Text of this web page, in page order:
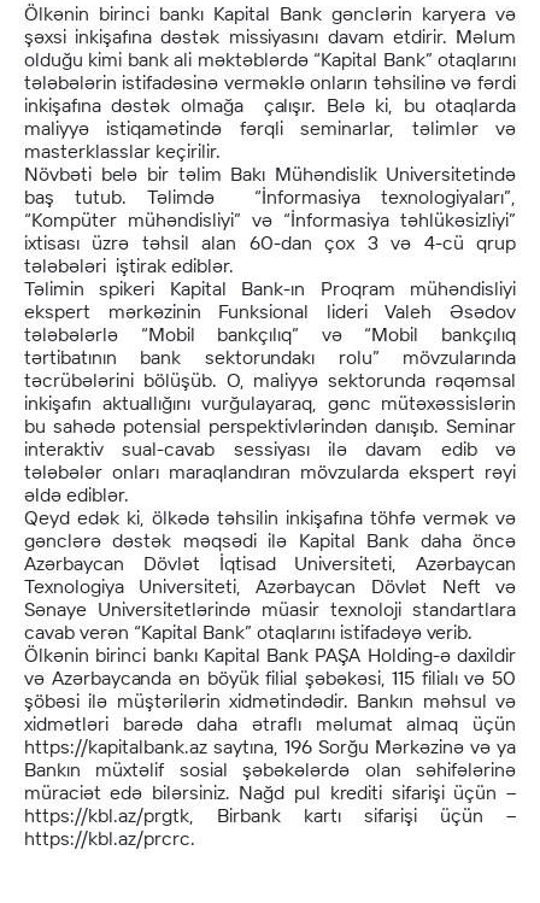
Ölkənin birinci bankı Kapital Bank gənclərin karyera və
şəxsi inkişafına dəstək missiyasını davam etdirir. Məlum
olduğu kimi bank ali məktəblərdə “Kapital Bank” otaqlarını
tələbələrin istifadəsinə verməklə onların təhsilinə və fərdi
inkişafına dəstək olmağa çalışır. Belə ki, bu otaqlarda
maliyyə istiqamətində fərqli seminarlar, təlimlər və
masterklasslar keçirilir.
Növbəti belə bir təlim Bakı Mühəndislik Universitetində
baş tutub. Təlimdə “İnformasiya texnologiyaları”,
“Kompüter mühəndisliyi” və “İnformasiya təhlükəsizliyi”
ixtisası üzrə təhsil alan 60-dan çox 3 və 4-cü qrup
tələbələri iştirak ediblər.
Təlimin spikeri Kapital Bank-ın Proqram mühəndisliyi
ekspert mərkəzinin Funksional lideri Valeh Əsədov
tələbələrlə “Mobil bankçılıq” və “Mobil bankçılıq
tərtibatının bank sektorundakı rolu” mövzularında
təcrübələrini bölüşüb. O, maliyyə sektorunda rəqəmsal
inkişafın aktuallığını vurğulayaraq, gənc mütəxəssislərin
bu sahədə potensial perspektivlərindən danışıb. Seminar
interaktiv sual-cavab sessiyası ilə davam edib və
tələbələr onları maraqlandıran mövzularda ekspert rəyi
əldə ediblər.
Qeyd edək ki, ölkədə təhsilin inkişafına töhfə vermək və
gənclərə dəstək məqsədi ilə Kapital Bank daha öncə
Azərbaycan Dövlət İqtisad Universiteti, Azərbaycan
Texnologiya Universiteti, Azərbaycan Dövlət Neft və
Sənaye Universitetlərində müasir texnoloji standartlara
cavab verən “Kapital Bank” otaqlarını istifadəyə verib.
Ölkənin birinci bankı Kapital Bank PAŞA Holding-ə daxildir
və Azərbaycanda ən böyük filial şəbəkəsi, 115 filialı və 50
şöbəsi ilə müştərilərin xidmətindədir. Bankın məhsul və
xidmətləri barədə daha ətraflı məlumat almaq üçün
https://kapitalbank.az saytına, 196 Sorğu Mərkəzinə və ya
Bankın müxtəlif sosial şəbəkələrdə olan səhifələrinə
müraciət edə bilərsiniz. Nağd pul krediti sifarişi üçün –
https://kbl.az/prgtk, Birbank kartı sifarişi üçün –
https://kbl.az/prcrc.